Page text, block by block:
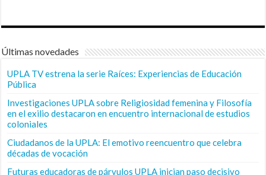
Últimas novedades
UPLA TV estrena la serie Raíces: Experiencias de Educación
Pública
Investigaciones UPLA sobre Religiosidad femenina y Filosofía
en el exilio destacaron en encuentro internacional de estudios
coloniales
Ciudadanos de la UPLA: El emotivo reencuentro que celebra
décadas de vocación
Futuras educadoras de párvulos UPLA inician paso decisivo